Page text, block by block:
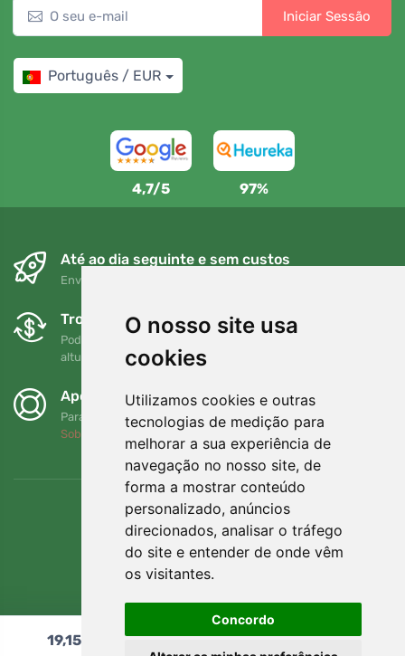
O nosso site usa
cookies
Utilizamos cookies e outras
tecnologias de medição para
melhorar a sua experiência de
navegação no nosso site, de
forma a mostrar conteúdo
personalizado, anúncios
direcionados, analisar o tráfego
do site e entender de onde vêm
os visitantes.
Concordo
Iniciar Sessão
Português / EUR
4,7/5 97%
Até ao dia seguinte e sem custos
Envio gratuito para encomendas superiores a 80 EUR
Trocas e devoluções gratuitas
Pode devolver ou trocar a sua encomenda em qualquer
altura no prazo de 90 dias
Apoiamos a Trees.org
Para cada encomenda plantamos uma árvore! Leia mais
Sobre nós
19,15€ Adicionar ao carrinho